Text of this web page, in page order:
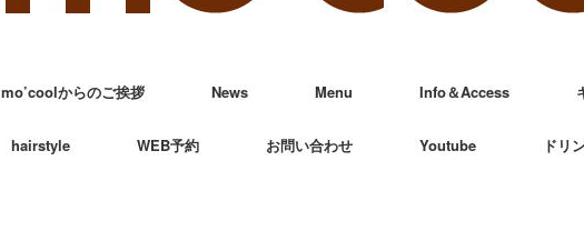
mo’coolからのご挨拶 News Menu Info＆Access
hairstyle WEB予約 お問い合わせ Youtube ドリ